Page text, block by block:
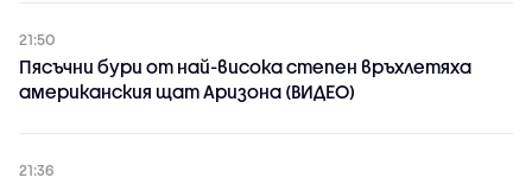
21:50
Пясъчни бури от най-висока степен връхлетяха
американския щат Аризона (ВИДЕО)
21:36